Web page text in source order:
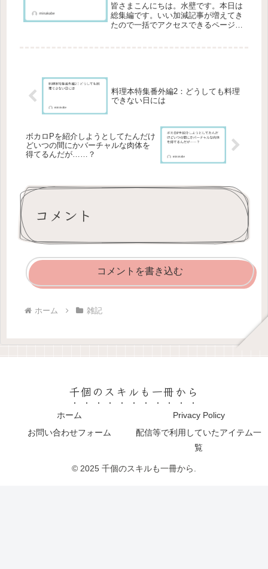
皆さまこんにちは。水壁です。本日は
総集編です。いい加減記事が増えてき
たので一括でアクセスできるページを
料理本特集番外編2：どうしても料理
できない日には
ボカロPを紹介しようとしてたんだけ
どいつの間にかバーチャルな肉体を
得てるんだが……？
コメント
コメントを書き込む
ホーム 雑記
千個のスキルも一冊から
ホーム
Privacy Policy
お問い合わせフォーム
配信等で利用していたアイテム一
覧
© 2025 千個のスキルも一冊から.